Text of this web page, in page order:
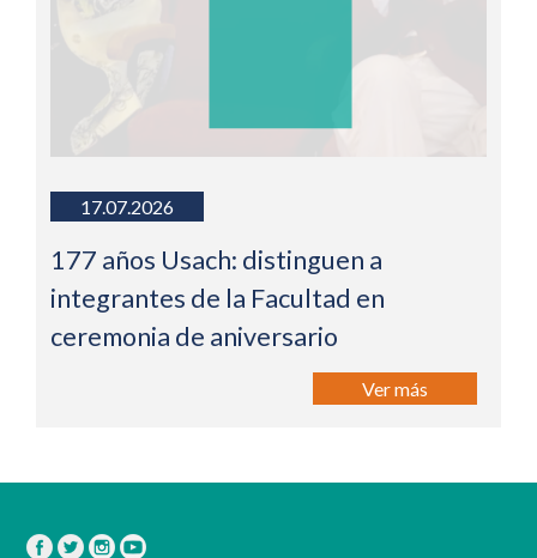
17.07.2026
177 años Usach: distinguen a
integrantes de la Facultad en
ceremonia de aniversario
Ver más